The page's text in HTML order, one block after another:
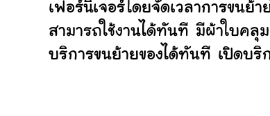
เฟอร์นิเจอร์โดยจัดเวลาการขนย้
สามารถใช้งานได้ทันที มีผ้าใบค
บริการขนย้ายของได้ทันที เปิดบริ